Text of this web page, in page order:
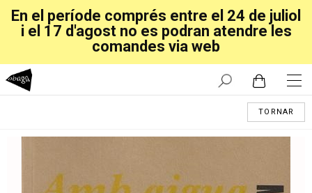
En el període comprés entre el 24 de juliol
i el 17 d'agost no es podran atendre les
comandes via web
TORNAR